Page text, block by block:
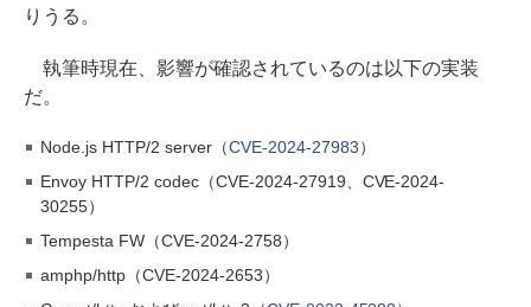
りうる。
執筆時現在、影響が確認されているのは以下の実装
だ。
Node.js HTTP/2 server（CVE-2024-27983）
Envoy HTTP/2 codec（CVE-2024-27919、CVE-2024-
30255）
Tempesta FW（CVE-2024-2758）
amphp/http（CVE-2024-2653）